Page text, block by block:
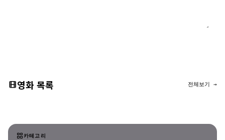
영화 목록 전체보기 →
카테고리